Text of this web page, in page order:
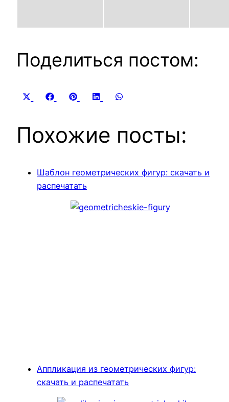
Поделиться постом:
Share
Share
Facebook
Share
PinterestShare
LinkedIn
Похожие посты:
Шаблон геометрических фигур: скачать и
распечатать
Аппликация из геометрических фигур:
скачать и распечатать